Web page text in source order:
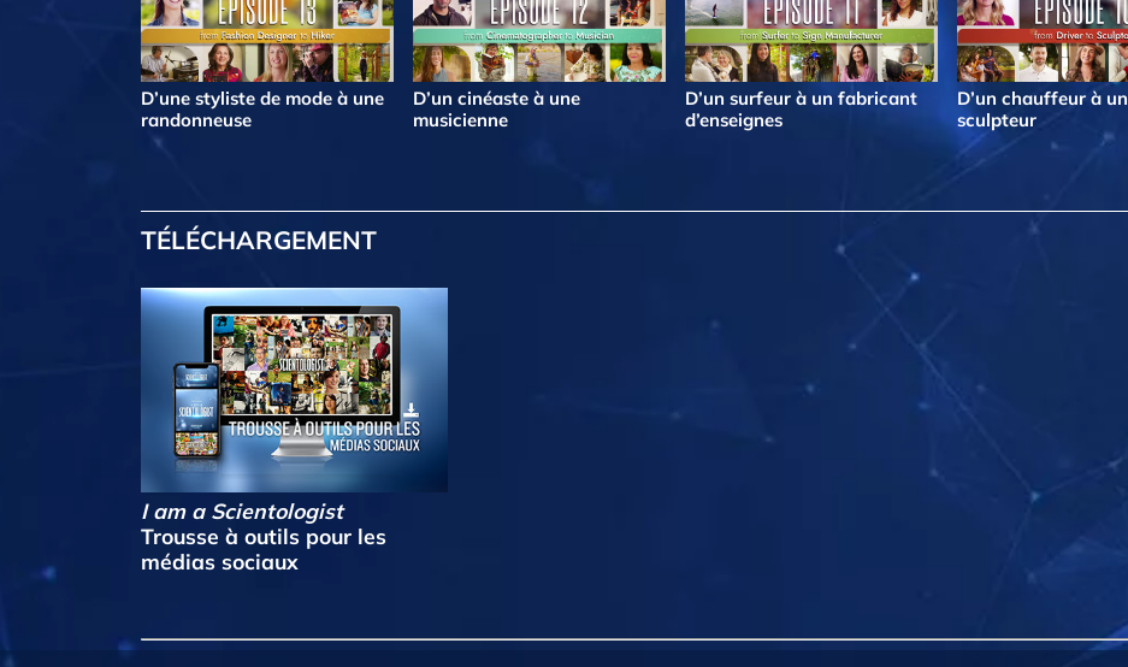
D’une styliste de mode à une
randonneuse
D’un cinéaste à une
musicienne
D’un surfeur à un fabricant
d’enseignes
D’un chauffeur à un
sculpteur
TÉLÉCHARGEMENT
I am a Scientologist
Trousse à outils pour les
médias sociaux